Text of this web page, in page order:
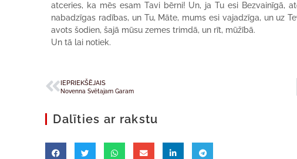
atceries, ka mēs esam Tavi bērni! Un, ja Tu esi Bezvainīgā,
nabadzīgas radības, un Tu, Māte, mums esi vajadzīga, un uz
avots šodien, šajā mūsu zemes trimdā, un rīt, mūžībā.
Un tā lai notiek.
IEPRIEKŠĒJAIS
Novenna Svētajam Garam
Dalīties ar rakstu